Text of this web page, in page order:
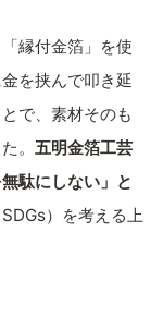
縁付金箔」を使
を挟んで叩き延
で、素材そのも
。 五明金箔工芸
駄にしない」と
）を考える上